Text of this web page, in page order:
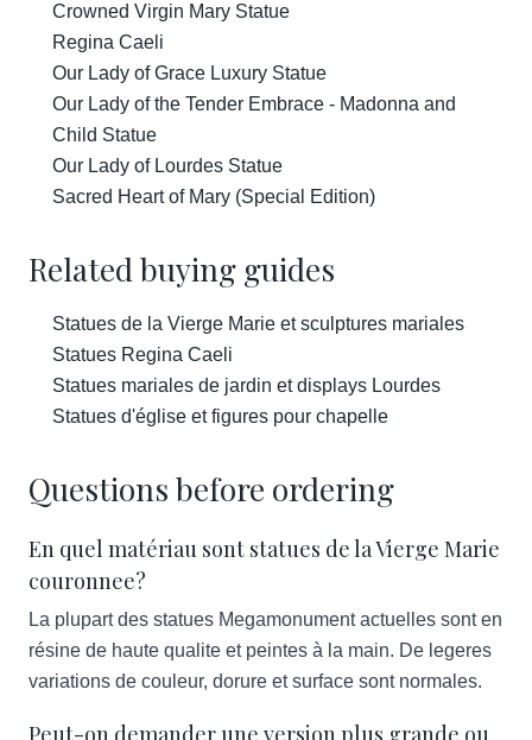
Crowned Virgin Mary Statue
Regina Caeli
Our Lady of Grace Luxury Statue
Our Lady of the Tender Embrace - Madonna and
Child Statue
Our Lady of Lourdes Statue
Sacred Heart of Mary (Special Edition)
Related buying guides
Statues de la Vierge Marie et sculptures mariales
Statues Regina Caeli
Statues mariales de jardin et displays Lourdes
Statues d'église et figures pour chapelle
Questions before ordering
En quel matériau sont statues de la Vierge Marie
couronnee?
La plupart des statues Megamonument actuelles sont en
résine de haute qualite et peintes à la main. De legeres
variations de couleur, dorure et surface sont normales.
Peut-on demander une version plus grande ou